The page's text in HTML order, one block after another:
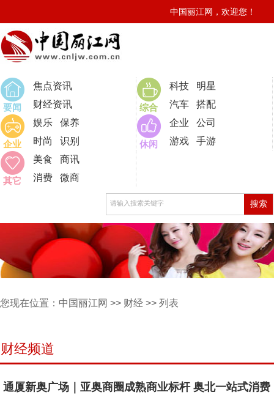
中国丽江网，欢迎您！
要闻
焦点资讯
财经资讯
综合
科技
明星
汽车
搭配
企业
娱乐
保养
时尚
识别 休闲
企业
公司
游戏
手游
其它
美食
商讯
消费
微商
您现在位置： 中国丽江网 >> 财经 >> 列表
财经频道
通厦新奥广场｜亚奥商圈成熟商业标杆 奥北一站式消费